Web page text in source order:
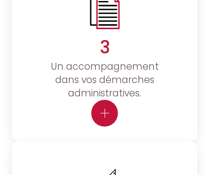
3
Un accompagnement
dans vos démarches
administratives.